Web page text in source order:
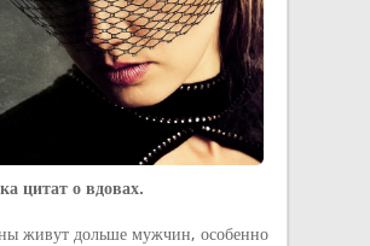
цитат о вдовах.
живут дольше мужчин, особенно